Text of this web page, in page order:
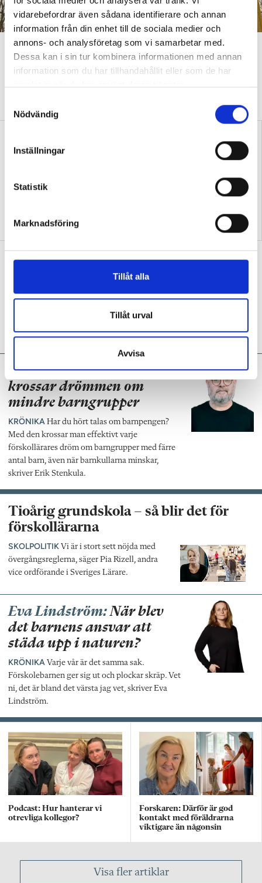
vidarebefordrar även sådana identifierare och annan
information från din enhet till de sociala medier och
annons- och analysföretag som vi samarbetar med.
Dessa kan i sin tur kombinera informationen med annan
information som du har tillhandahållit eller som de har
samlat in när du har använt deras tjänster.
a
Nödvändig
Inställningar
Statistik
Marknadsföring
Tillåt alla
Tillåt urval
Avvisa
De håller koll på stressen med
pulsmätningar
träffar ofta fel
vara barnens föräldrar?
Forskarna: Ge musiken större plats i
LÄRARUTBILDNINGPedagogikforskarna
musiken i förskolan utarmas då ämnet
krympt i lärarutbildningen.
Erik Stenkula:Barnpengen
krossar drömmen om
mindre barngrupper
KRÖNIKA Har du hört talas om barnpengen?
Med den krossar man effektivt varje
förskollärares dröm om barngrupper med färre
antal barn, även när barnkullarna minskar,
skriver Erik Stenkula.
Tioårig grundskola – så blir det för
förskollärarna
SKOLPOLITIK Vi är i stort sett nöjda med
övergångsreglerna, säger Pia Rizell, andra
vice ordförande i Sveriges Lärare.
Eva Lindström:När blev
det barnens ansvar att
städa upp i naturen?
KRÖNIKA Varje vår är det samma sak.
Förskolebarnen ger sig ut och plockar skräp. Vet
ni, det är bland det värsta jag vet, skriver Eva
Lindström.
Podcast: Hur hanterar vi
otrevliga kollegor?
Forskaren: Därför är god
kontakt med föräldrarna
viktigare än någonsin
Visa fler artiklar